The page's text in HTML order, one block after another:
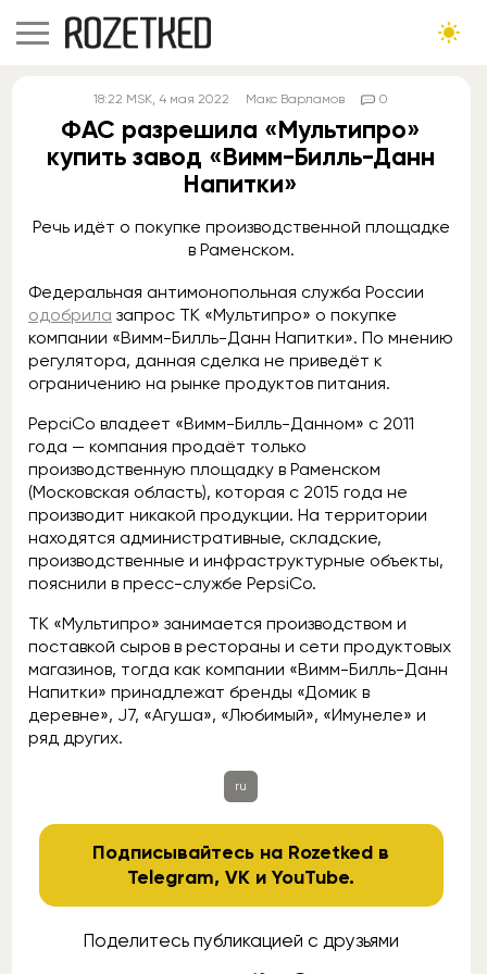
18:22 MSK, 4 мая 2022 Макс Варламов 0
ФАС разрешила «Мультипро»
купить завод «Вимм-Билль-Данн
Напитки»
Речь идёт о покупке производственной площадке
в Раменском.
Федеральная антимонопольная служба России
одобрила запрос ТК «Мультипро» о покупке
компании «Вимм-Билль-Данн Напитки». По мнению
регулятора, данная сделка не приведёт к
ограничению на рынке продуктов питания.
PepciCo владеет «Вимм-Билль-Данном» с 2011
года — компания продаёт только
производственную площадку в Раменском
(Московская область), которая с 2015 года не
производит никакой продукции. На территории
находятся административные, складские,
производственные и инфраструктурные объекты,
пояснили в пресс-службе PepsiCo.
ТК «Мультипро» занимается производством и
поставкой сыров в рестораны и сети продуктовых
магазинов, тогда как компании «Вимм-Билль-Данн
Напитки» принадлежат бренды «Домик в
деревне», J7, «Агуша», «Любимый», «Имунеле» и
ряд других.
ru
Подписывайтесь на Rozetked в
Telegram,VK иYouTube.
Поделитесь публикацией с друзьями